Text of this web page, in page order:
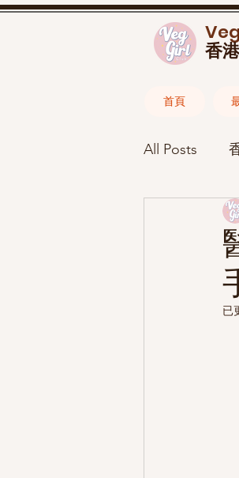
香
All Posts
素食食譜
素食生活
已
首頁